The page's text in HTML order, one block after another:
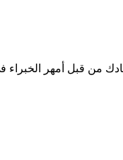
قبل أمهر الخبراء في